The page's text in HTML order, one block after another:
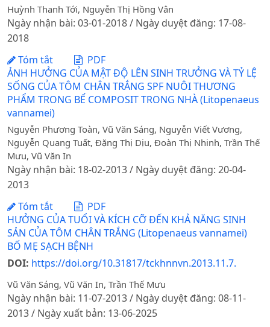
Huỳnh Thanh Tới, Nguyễn Thị Hồng Vân
Ngày nhận bài: 03-01-2018 / Ngày duyệt đăng: 17-08-
2018
Tóm tắt
PDF
ẢNH HƯỞNG CỦA MẬT ĐỘ LÊN SINH TRƯỞNG VÀ TỶ LỆ
SỐNG CỦA TÔM CHÂN TRẮNG SPF NUÔI THƯƠNG
PHẨM TRONG BỂ COMPOSIT TRONG NHÀ (Litopenaeus
vannamei)
Nguyễn Phương Toàn, Vũ Văn Sáng, Nguyễn Viết Vương,
Nguyễn Quang Tuất, Đặng Thị Dịu, Đoàn Thị Nhinh, Trần Thế
Mưu, Vũ Văn In
Ngày nhận bài: 18-02-2013 / Ngày duyệt đăng: 20-04-
2013
Tóm tắt
PDF
HƯỞNG CỦA TUỔI VÀ KÍCH CỠ ĐẾN KHẢ NĂNG SINH
SẢN CỦA TÔM CHÂN TRẮNG (Litopenaeus vannamei)
BỐ MẸ SẠCH BỆNH
DOI: https://doi.org/10.31817/tckhnnvn.2013.11.7.
Vũ Văn Sáng, Vũ Văn In, Trần Thế Mưu
Ngày nhận bài: 11-07-2013 / Ngày duyệt đăng: 08-11-
2013 / Ngày xuất bản: 13-06-2025